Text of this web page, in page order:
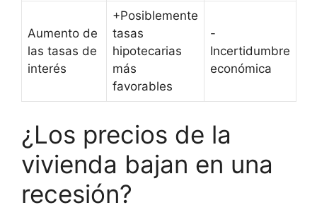
Aumento de
las tasas de
interés
+Posiblemente
tasas
hipotecarias
más
favorables
-
Incertidumbre
económica
¿Los precios de la
vivienda bajan en una
recesión?